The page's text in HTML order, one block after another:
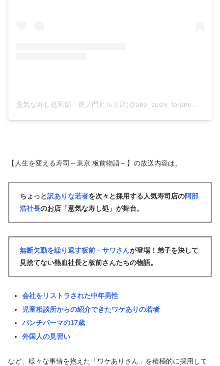
【人生を変える寿司～東京 板前物語～】の放送内容は、
ちょっと訳ありな若者を次々と採用する人気寿司店の阿部
浩社長のお店「意気な寿し処」が舞台。
無断欠勤を繰り返す板前 ・ サワさんが登場！弟子を決して
見捨てない熱血社長と板前さんたちの物語。
会社をリストラされた中年男性
児童相談所からの紹介できたワケありの若者
パンチパーマの17歳
外国人の見習い
など、様々な事情を抱えた「ワケありさん」を積極的に採用して